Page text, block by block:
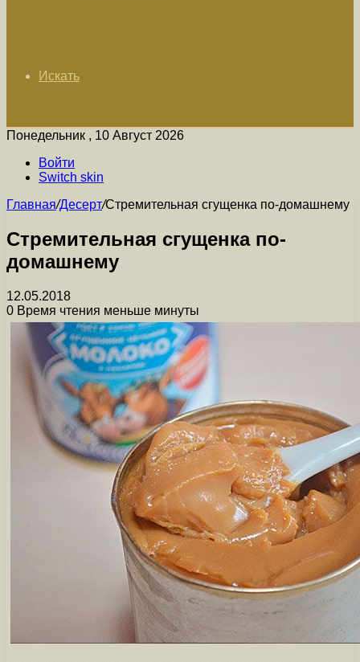
Искать
Понедельник , 10 Август 2026
Войти
Switch skin
Главная/Десерт/Стремительная сгущенка по-домашнему
Стремительная сгущенка по-
домашнему
12.05.2018
0 Время чтения меньше минуты